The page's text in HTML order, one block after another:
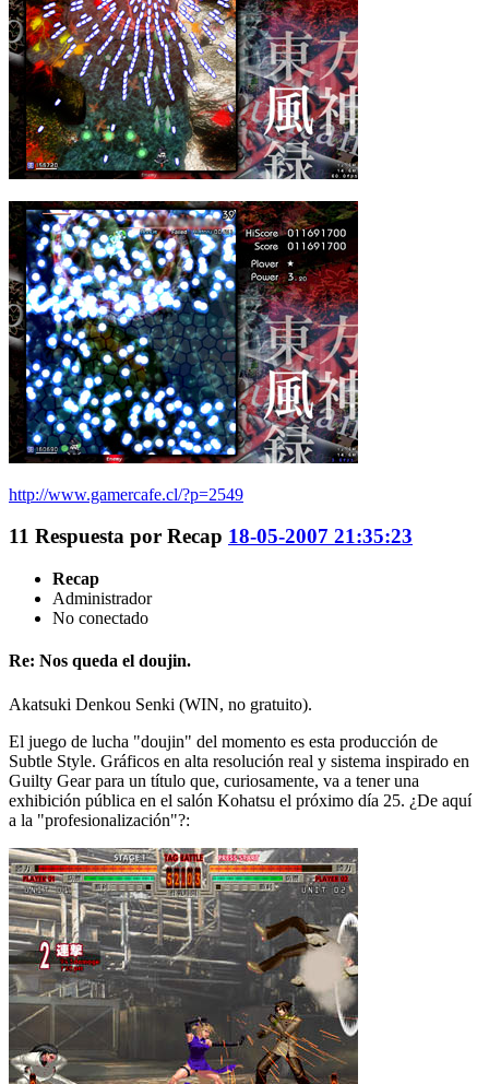
http://www.gamercafe.cl/?p=2549
11 Respuesta por Recap 18-05-2007 21:35:23
Recap
Administrador
No conectado
Re: Nos queda el doujin.
Akatsuki Denkou Senki (WIN, no gratuito).
El juego de lucha "doujin" del momento es esta producción de
Subtle Style. Gráficos en alta resolución real y sistema inspirado en
Guilty Gear para un título que, curiosamente, va a tener una
exhibición pública en el salón Kohatsu el próximo día 25. ¿De aquí
a la "profesionalización"?: